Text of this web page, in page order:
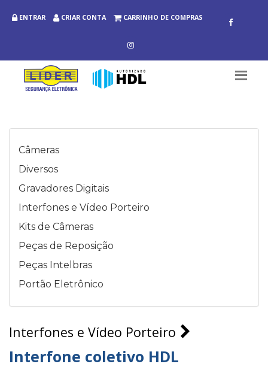
ENTRAR CRIAR CONTA CARRINHO DE COMPRAS
Câmeras
Diversos
Gravadores Digitais
Interfones e Vídeo Porteiro
Kits de Câmeras
Peças de Reposição
Peças Intelbras
Portão Eletrônico
Interfones e Vídeo Porteiro
Interfone coletivo HDL